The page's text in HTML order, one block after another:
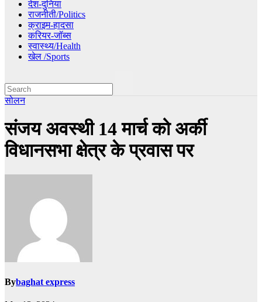
देश-दुनिया
राजनीती/Politics
क्राइम-हादसा
करियर-जॉब्स
स्वास्थ्य/Health
खेल /Sports
सोलन
संजय अवस्थी 14 मार्च को अर्की
विधानसभा क्षेत्र के प्रवास पर
Bybaghat express